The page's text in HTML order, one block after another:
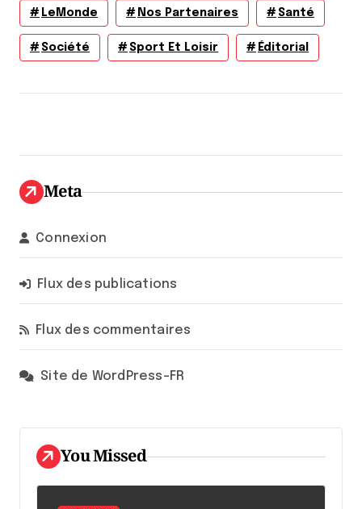
LeMonde Nos Partenaires Santé
Société Sport Et Loisir Éditorial
Meta
Connexion
Flux des publications
Flux des commentaires
Site de WordPress-FR
You Missed